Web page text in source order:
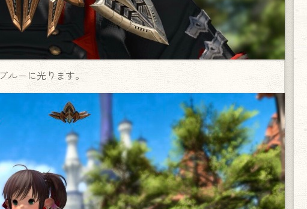
ルーに光ります。